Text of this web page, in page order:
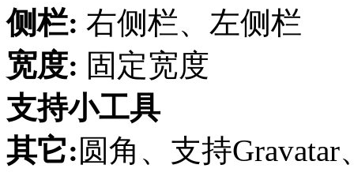
侧栏: 右侧栏、左侧栏
宽度: 固定宽度
支持小工具
其它:圆角、支持